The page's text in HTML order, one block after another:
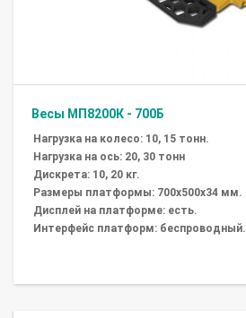
Весы МП8200К - 700Б
Нагрузка на колесо: 10, 15 тонн.
Нагрузка на ось: 20, 30 тонн
Дискрета: 10, 20 кг.
Размеры платформы: 700х500х34 мм.
Дисплей на платформе: есть.
Интерфейс платформ: беспроводный.